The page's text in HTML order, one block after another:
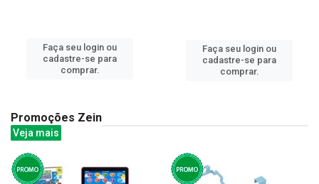
Faça seu login ou
cadastre-se para
comprar.
Faça seu login ou
cadastre-se para
comprar.
Promoções Zein
Veja mais